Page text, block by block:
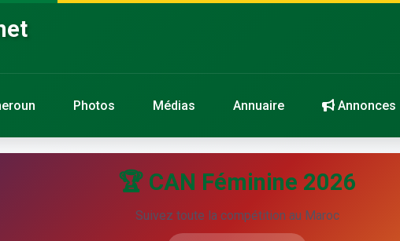
Photos Médias Annuaire Annonces
🏆 CAN Féminine 2026
Suivez toute la compétition au Maroc